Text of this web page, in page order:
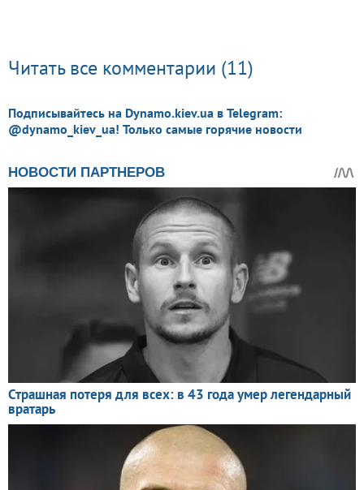
Читать все комментарии (11)
Подписывайтесь на Dynamo.kiev.ua в Telegram:
@dynamo_kiev_ua! Только самые горячие новости